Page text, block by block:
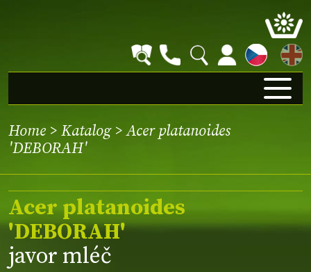
EN
Home > Katalog> Acer platanoides
'DEBORAH'
Acer platanoides
'DEBORAH'
javor mléč